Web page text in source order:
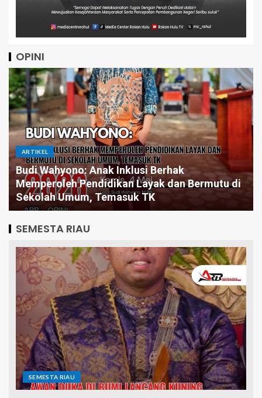
OPINI
ARTIKEL
Pintar Saja Tidak Cukup, Mengapa Birokrasi
Butuh Pemimpin yang Jago Eksekusi
SEMESTA RIAU
SEMESTA RIAU